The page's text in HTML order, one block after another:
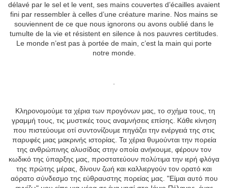
délavé par le sel et le vent, ses mains couvertes d’écailles avaient
fini par ressembler à celles d’une créature marine. Nos mains se
souviennent de ce que nous ignorons ou avons oublié dans le
tumulte de la vie et résistent en silence à nos pauvres certitudes.
Le monde n’est pas à portée de main, c’est la main qui porte
notre monde.
Κληρονομούμε τα χέρια των προγόνων μας, το σχήμα τους, τη
γραμμή τους, τις μυστικές τους αναμνήσεις επίσης. Κάθε κίνηση
που πιστεύουμε οτί συντονίζουμε πηγάζει την ενέργειά της στις
παρυφές μιας μακρινής ιστορίας. Τα χέρια θυμούνται την πορεία
της ανθρώπινης αλυσίδας στην οποία ανήκουμε, φέρουν τον
κωδικό της ύπαρξης μας, προστατεύουν πολύτιμα την ιερή φλόγα
της πρώτης μέρας, δίνουν ζωή και καλλιεργούν τον ορατό και
αόρατο σύνδεσμο της εύθραυστης πορείας μας. "Είμαι αυτό που